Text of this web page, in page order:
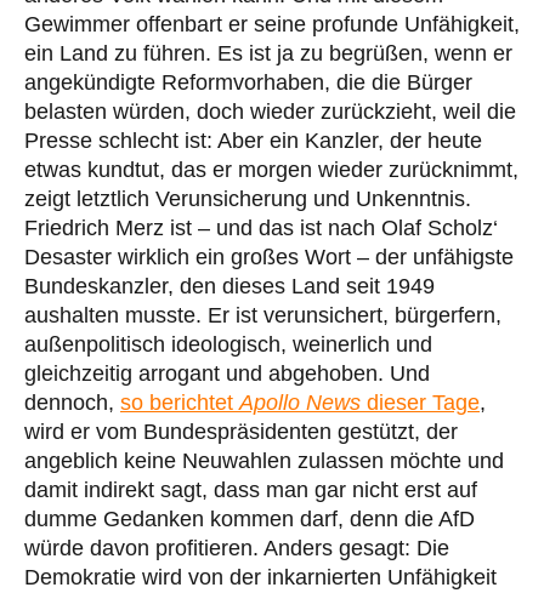
Gewimmer offenbart er seine profunde Unfähigkeit,
ein Land zu führen. Es ist ja zu begrüßen, wenn er
angekündigte Reformvorhaben, die die Bürger
belasten würden, doch wieder zurückzieht, weil die
Presse schlecht ist: Aber ein Kanzler, der heute
etwas kundtut, das er morgen wieder zurücknimmt,
zeigt letztlich Verunsicherung und Unkenntnis.
Friedrich Merz ist – und das ist nach Olaf Scholz‘
Desaster wirklich ein großes Wort – der unfähigste
Bundeskanzler, den dieses Land seit 1949
aushalten musste. Er ist verunsichert, bürgerfern,
außenpolitisch ideologisch, weinerlich und
gleichzeitig arrogant und abgehoben. Und
dennoch, so berichtetApollo News dieser Tage,
wird er vom Bundespräsidenten gestützt, der
angeblich keine Neuwahlen zulassen möchte und
damit indirekt sagt, dass man gar nicht erst auf
dumme Gedanken kommen darf, denn die AfD
würde davon profitieren. Anders gesagt: Die
Demokratie wird von der inkarnierten Unfähigkeit